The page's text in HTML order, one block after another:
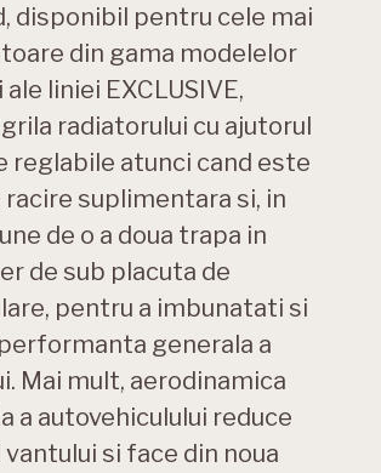
disponibil pentru cele mai
din gama modelelor
ale liniei EXCLUSIVE,
radiatorului cu ajutorul
reglabile atunci cand este
racire suplimentara si, in
de o a doua trapa in
de sub placuta de
pentru a imbunatati si
generala a
Mai mult, aerodinamica
a autovehiculului reduce
si face din noua